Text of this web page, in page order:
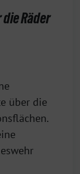
Räder
über die